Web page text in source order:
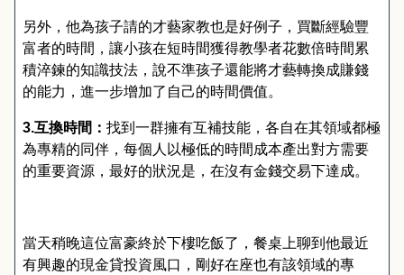
另外 ， 他為孩子請的才藝家教也是好例子 ， 買斷經驗豐
富者的時間 ， 讓小孩在短時間獲得教學者花數倍時間累
積淬鍊的知識技法 ， 說不準孩子還能將才藝轉換成賺錢
的能力 ， 進一步增加了自己的時間價值。
3.互換時間： 找到一群擁有互補技能 ， 各自在其領域都極
為專精的同伴 ， 每個人以極低的時間成本產出對方需要
的重要資源 ， 最好的狀況是 ， 在沒有金錢交易下達成。
當天稍晚這位富豪終於下樓吃飯了 ， 餐桌上聊到他最近
有興趣的現金貸投資風口 ， 剛好在座也有該領域的專